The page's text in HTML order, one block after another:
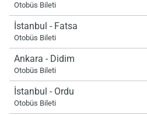
Otobüs Bileti
İstanbul - Fatsa
Otobüs Bileti
Ankara - Didim
Otobüs Bileti
İstanbul - Ordu
Otobüs Bileti